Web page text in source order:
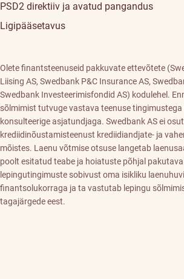
PSD2 direktiiv ja avatud pangandus
Ligipääsetavus
Olete finantsteenuseid pakkuvate ettevõtete
Liising AS, Swedbank P&C Insurance AS,
Swedbank Investeerimisfondid AS) kodulehel.
sõlmimist tutvuge vastava teenuse tingimustega
konsulteerige asjatundjaga. Swedbank AS ei
krediidinõustamisteenust krediidiandjate- ja
mõistes. Laenu võtmise otsuse langetab
poolt esitatud teabe ja hoiatuste põhjal
lepingutingimuste sobivust oma isikliku
finantsolukorraga ja ta vastutab lepingu
tagajärgede eest.